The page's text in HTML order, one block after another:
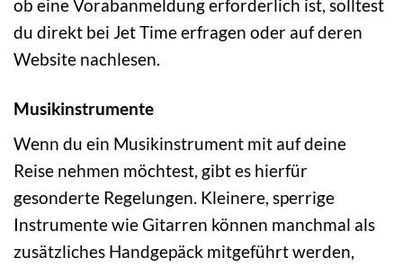
ob eine Vorabanmeldung erforderlich ist, solltest
du direkt bei Jet Time erfragen oder auf deren
Website nachlesen.
Musikinstrumente
Wenn du ein Musikinstrument mit auf deine
Reise nehmen möchtest, gibt es hierfür
gesonderte Regelungen. Kleinere, sperrige
Instrumente wie Gitarren können manchmal als
zusätzliches Handgepäck mitgeführt werden,